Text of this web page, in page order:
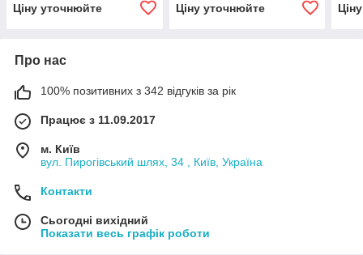
Ціну уточнюйте
М10х1.25)
Ціну уточнюйте
Про нас
100% позитивних з 342 відгуків за рік
Працює з 11.09.2017
м. Київ
вул. Пирогівський шлях, 34 , Київ, Україна
Контакти
Сьогодні вихідний
Показати весь графік роботи